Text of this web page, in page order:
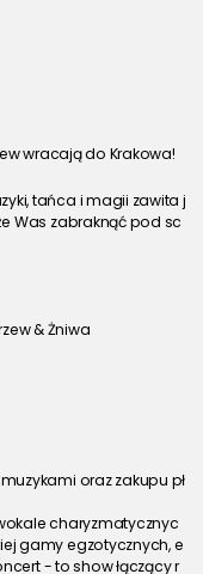
wracają do Krakowa!
tańca i magii zawita j
Was zabraknąć pod sc
& Żniwa
oraz zakupu pł
charyzmatycznyc
gamy egzotycznych, e
- to show łączący r